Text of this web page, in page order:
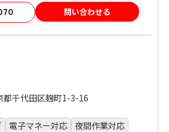
問い合わせる
千代田区麹町1-3-16
電子マネー対応
夜間作業対応